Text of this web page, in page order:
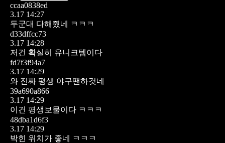
ccaa0838ed
3.17 14:27
두군대 다해줬네 ㅋㅋㅋ
d33dffcc73
3.17 14:28
저건 확실히 유니크템이다
fd7f3f94a7
3.17 14:29
와 진짜 평생 야구팬하것네
39a690a866
3.17 14:29
이건 평생보물이다 ㅋㅋㅋ
48dba1d6f3
3.17 14:29
박힌 위치가 좋네 ㅋㅋㅋ